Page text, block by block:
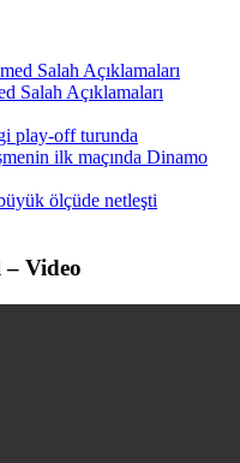
Salah Açıklamaları
ölçüde netleşti
– Video